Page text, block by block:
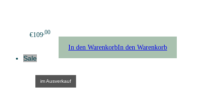
€109,00
In den WarenkorbIn den Warenkorb
Sale